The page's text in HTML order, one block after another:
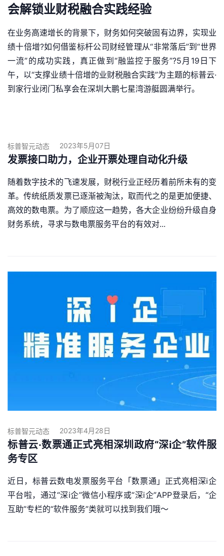
会解锁业财税融合实践经验
在业务高速增长的背景下，财务如何突破固有边界，实现业
绩十倍增?如何借鉴标杆公司财经管理从“非常落后”到“世界
一流”的成功实践，真正做到“融监控于服务”?5月19日下
午，以“支撑业绩十倍增的业财税融合实践”为主题的标普云·
到家行业闭门私享会在深圳大鹏七星湾游艇圆满举行。
标普智元动态 2023年5月07日
发票接口助力，企业开票处理自动化升级
随着数字技术的飞速发展，财税行业正经历着前所未有的变
革。传统纸质发票已逐渐被淘汰，取而代之的是更加便捷、
高效的数电票。为了顺应这一趋势，各大企业纷纷升级自身
财务系统，寻求与数电票服务平台的有效对...
标普智元动态 2023年4月28日
标普云·数票通正式亮相深圳政府“深i企”软件服
务专区
近日，标普云数电发票服务平台「数票通」正式亮相深i企
平台啦，通过“深i企”微信小程序或“深i企”APP登录后，“企
互助”专栏的“软件服务”类就可以找到我们哦～